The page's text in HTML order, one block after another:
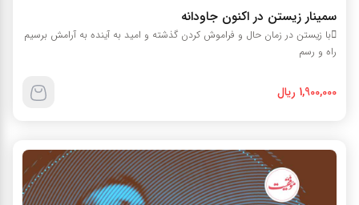
سمينار زيستن در اکنون جاودانه
با زيستن در زمان حال و فراموش کردن گذشته و اميد به آينده به آرامش برسيم
راه و رسم
1,900,000 ریال